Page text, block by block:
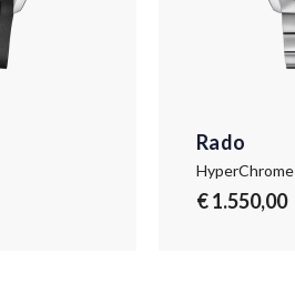
Rado
HyperChrome
€ 1.550,00